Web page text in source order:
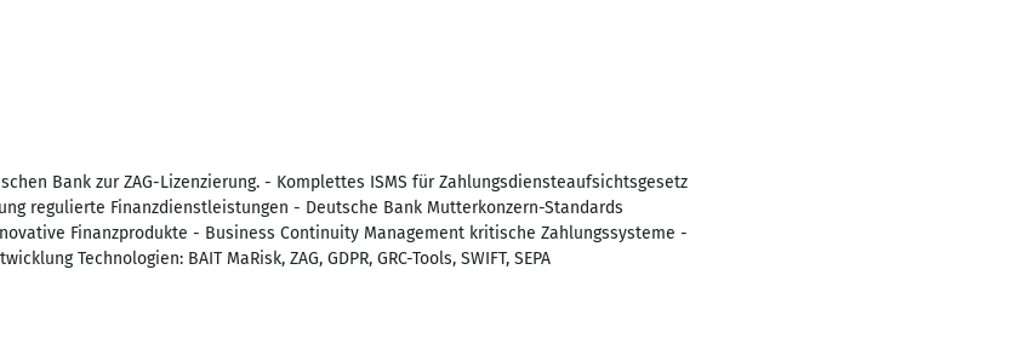
Bank zur ZAG-Lizenzierung. - Komplettes ISMS für Zahlungsdiensteaufsichtsgesetz
regulierte Finanzdienstleistungen - Deutsche Bank Mutterkonzern-Standards
Finanzprodukte - Business Continuity Management kritische Zahlungssysteme -
Technologien: BAIT MaRisk, ZAG, GDPR, GRC-Tools, SWIFT, SEPA